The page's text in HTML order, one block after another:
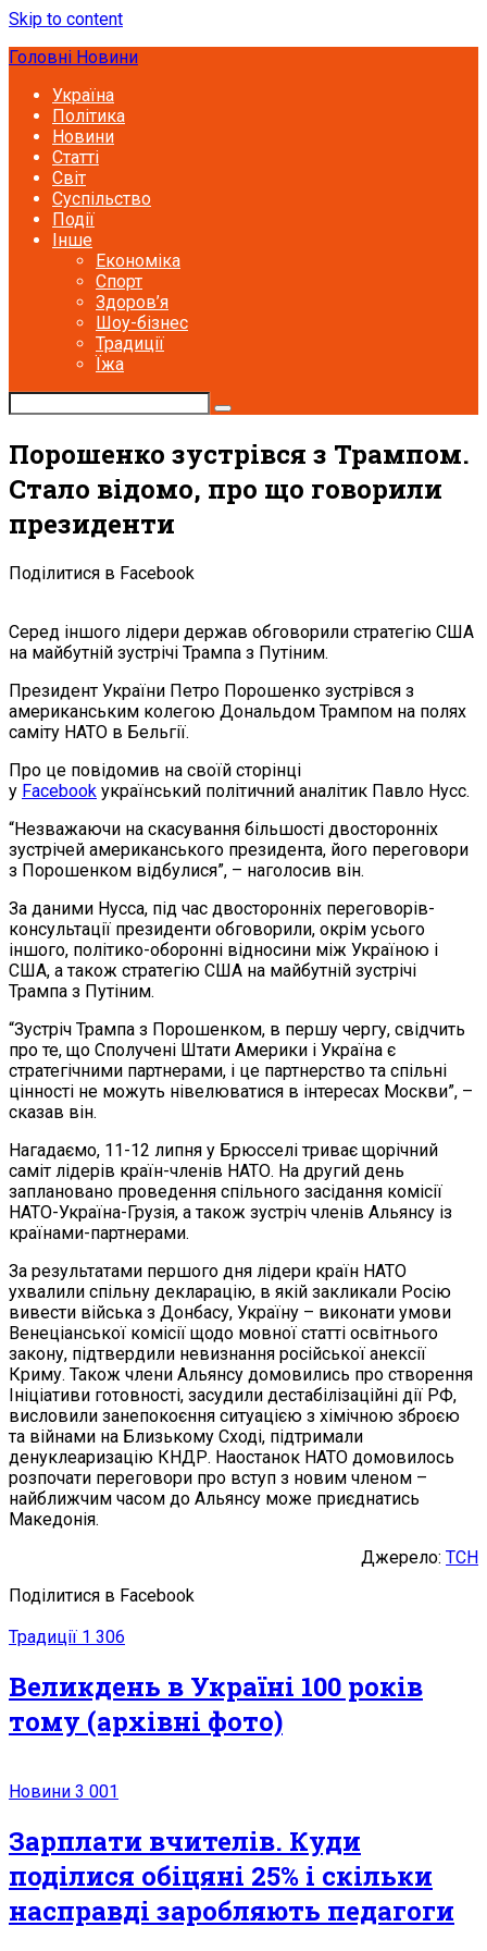
Skip to content
Головні Новини
Україна
Політика
Новини
Статті
Світ
Суспільство
Події
Інше
Економіка
Спорт
Здоров’я
Шоу-бізнес
Традиції
Їжа
Порошенко зустрівся з Трампом.
Стало відомо, про що говорили
президенти
Поділитися в Facebook
Серед іншого лідери держав обговорили стратегію США
на майбутній зустрічі Трампа з Путіним.
Президент України Петро Порошенко зустрівся з
американським колегою Дональдом Трампом на полях
саміту НАТО в Бельгії.
Про це повідомив на своїй сторінці
у Facebook український політичний аналітик Павло Нусс.
“Незважаючи на скасування більшості двосторонніх
зустрічей американського президента, його переговори
з Порошенком відбулися”, – наголосив він.
За даними Нусса, під час двосторонніх переговорів-
консультації президенти обговорили, окрім усього
іншого, політико-оборонні відносини між Україною і
США, а також стратегію США на майбутній зустрічі
Трампа з Путіним.
“Зустріч Трампа з Порошенком, в першу чергу, свідчить
про те, що Сполучені Штати Америки і Україна є
стратегічними партнерами, і це партнерство та спільні
цінності не можуть нівелюватися в інтересах Москви”, –
сказав він.
Нагадаємо, 11-12 липня у Брюсселі триває щорічний
саміт лідерів країн-членів НАТО. На другий день
заплановано проведення спільного засідання комісії
НАТО-Україна-Грузія, а також зустріч членів Альянсу із
країнами-партнерами.
За результатами першого дня лідери країн НАТО
ухвалили спільну декларацію, в якій закликали Росію
вивести війська з Донбасу, Україну – виконати умови
Венеціанської комісії щодо мовної статті освітнього
закону, підтвердили невизнання російської анексії
Криму. Також члени Альянсу домовились про створення
Ініціативи готовності, засудили дестабілізаційні дії РФ,
висловили занепокоєння ситуацією з хімічною зброєю
та війнами на Близькому Сході, підтримали
денуклеаризацію КНДР. Наостанок НАТО домовилось
розпочати переговори про вступ з новим членом –
найближчим часом до Альянсу може приєднатись
Македонія.
Джерело: ТСН
Поділитися в Facebook
Традиції 1 306
Великдень в Україні 100 років
тому (архівні фото)
Новини 3 001
Зарплати вчителів. Куди
поділися обіцяні 25% і скільки
насправді заробляють педагоги